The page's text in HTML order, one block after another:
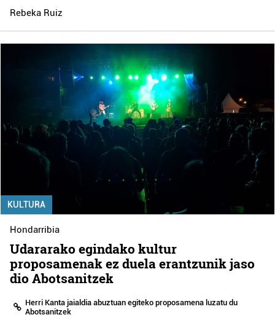
Rebeka Ruiz
KULTURA
Hondarribia
Udararako egindako kultur
proposamenak ez duela erantzunik jaso
dio Abotsanitzek
Herri Kanta jaialdia abuztuan egiteko proposamena luzatu du
Abotsanitzek